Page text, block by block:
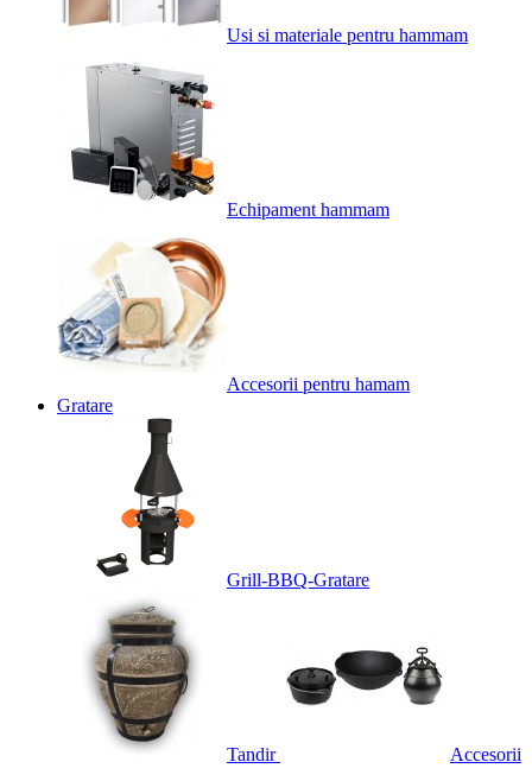
Usi si materiale pentru hammam
Echipament hammam
Accesorii pentru hamam
Gratare
Grill-BBQ-Gratare
Tandir Accesorii